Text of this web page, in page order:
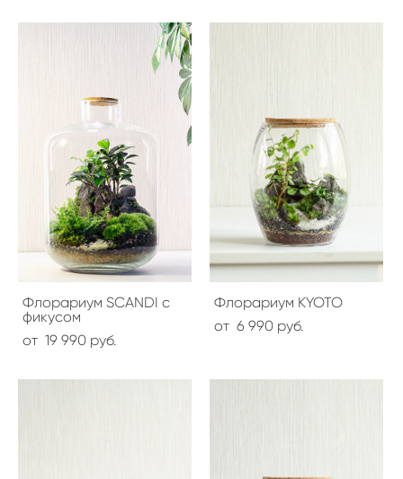
Флорариум SCANDI с
фикусом
от 19 990 pуб.
Флорариум KYOTO
от 6 990 pуб.